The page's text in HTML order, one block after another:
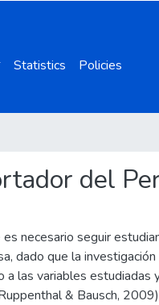
Statistics Policies
del
necesario seguir
dado que la investigación
las variables estudiadas
& Bausch,